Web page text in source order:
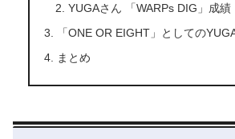
YUGAさん 「WARPs DIG」成績
「ONE OR EIGHT」としての
まとめ